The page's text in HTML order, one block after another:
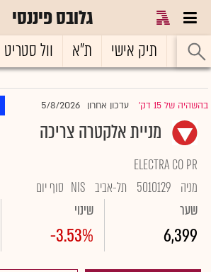
גלובס פיננסי
ראשי תיק אישי ת"א וול סטריט
בהשהיה של 15 דק' |עדכון אחרון 5/8/2026
מניית אלקטרה צריכה
ELECTRA CO PR
מניה 5010129 תל-אביב NIS סוף יום
שער
6,399
שינוי
-3.53%